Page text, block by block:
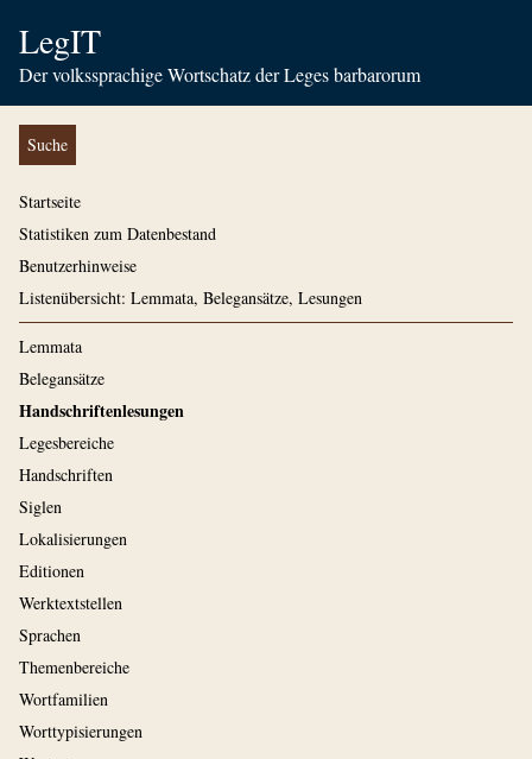
LegIT
Der volkssprachige Wortschatz der Leges barbarorum
Suche
Startseite
Statistiken zum Datenbestand
Benutzerhinweise
Listenübersicht: Lemmata, Belegansätze, Lesungen
Lemmata
Belegansätze
Handschriftenlesungen
Legesbereiche
Handschriften
Siglen
Lokalisierungen
Editionen
Werktextstellen
Sprachen
Themenbereiche
Wortfamilien
Worttypisierungen